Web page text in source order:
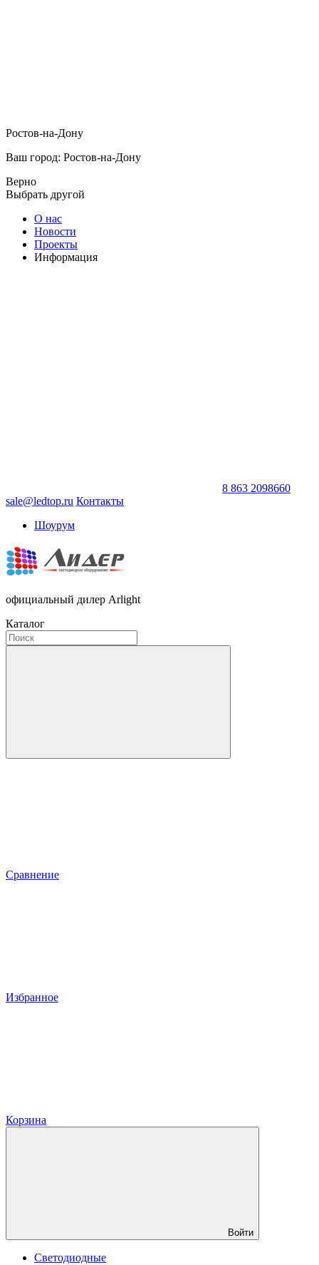
Ростов-на-Дону
Ваш город: Ростов-на-Дону
Верно
Выбрать другой
О нас
Новости
Проекты
Информация
8 863 2098660
sale@ledtop.ru Контакты
Шоурум
официальный дилер Arlight
Каталог
Сравнение
Избранное
Корзина
Войти
Светодиодные